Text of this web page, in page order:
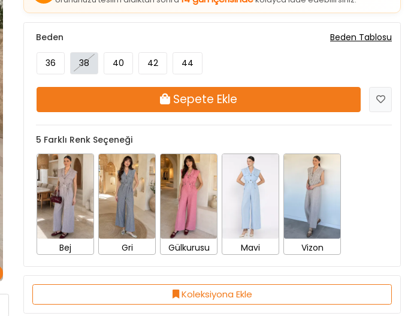
36
Sepete Ekle
5Farklı Renk Seçeneği
Bej Gri Gülkurusu Mavi Vizon
Koleksiyona Ekle
Ürün Özellikleri